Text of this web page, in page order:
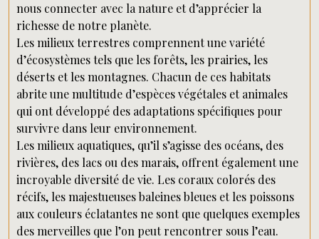
nous connecter avec la nature et d’apprécier la
richesse de notre planète.
Les milieux terrestres comprennent une variété
d’écosystèmes tels que les forêts, les prairies, les
déserts et les montagnes. Chacun de ces habitats
abrite une multitude d’espèces végétales et animales
qui ont développé des adaptations spécifiques pour
survivre dans leur environnement.
Les milieux aquatiques, qu’il s’agisse des océans, des
rivières, des lacs ou des marais, offrent également une
incroyable diversité de vie. Les coraux colorés des
récifs, les majestueuses baleines bleues et les poissons
aux couleurs éclatantes ne sont que quelques exemples
des merveilles que l’on peut rencontrer sous l’eau.